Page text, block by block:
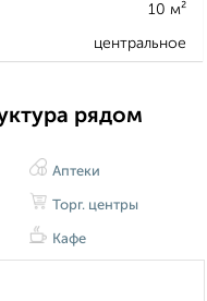
10 м²
центральное
рядом
Аптеки
Торг. центры
Кафе